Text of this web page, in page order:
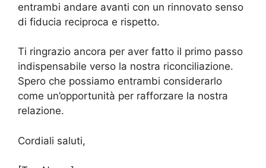
entrambi andare avanti con un rinnovato senso
di fiducia reciproca e rispetto.
Ti ringrazio ancora per aver fatto il primo passo
indispensabile verso la nostra riconciliazione.
Spero che possiamo entrambi considerarlo
come un’opportunità per rafforzare la nostra
relazione.
Cordiali saluti,